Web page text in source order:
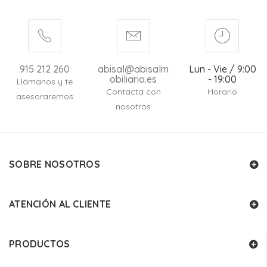
915 212 260
Llámanos y te
asesoraremos
abisal@abisalm
obiliario.es
Contacta con
nosotros
Lun - Vie / 9:00
- 19:00
Horario
SOBRE NOSOTROS
ATENCIÓN AL CLIENTE
PRODUCTOS